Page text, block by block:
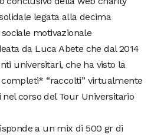
solidale legata alla decima
motivazionale
da Luca Abete che dal 2014
universitari, che ha visto la
“raccolti” virtualmente
corso del Tour Universitario
a un mix di 500 gr di